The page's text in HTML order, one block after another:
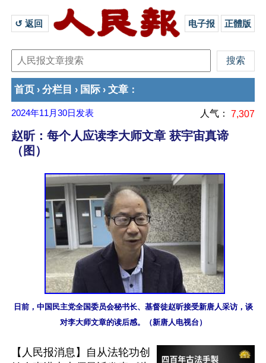
↺ 返回 电子报 正體版
首页 › 分栏目 › 国际 › 文章 ：
2024年11月30日 发表 人气： 7,307
赵昕：每个人应读李大师文章 获宇宙真谛
（图）
日前，中国民主党全国委员会秘书长、基督徒赵昕接受新唐人采访，谈
对李大师文章的读后感。（新唐人电视台）
【人民报消息】自从法轮功创